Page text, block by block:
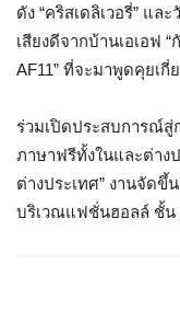
ดัง “คริสเดลิเวอรี่” แ
เสียงดีจากบ้านเอเอ
AF11” ที่จะมาพูดคุยเ
ร่วมเปิดประสบการณ์สู่
ภาษาฟรีทั้งในและต่าง
ต่างประเทศ” งานจัดขึ้
บริเวณแฟชั่นฮอลล์ ชั้น